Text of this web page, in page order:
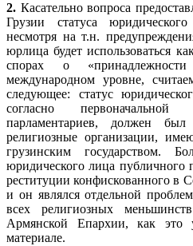
2. Касательно вопроса
Грузии статуса
несмотря на т.н.
юрлица будет использоваться
спорах о
международном уровне,
следующее: статус
согласно первоначальной
парламентариев, должен был
религиозные организации,
грузинским государством.
юридического лица публичного
реституции конфискованного в
и он являлся отдельной
всех религиозных
Армянской Епархии, как это
материале.